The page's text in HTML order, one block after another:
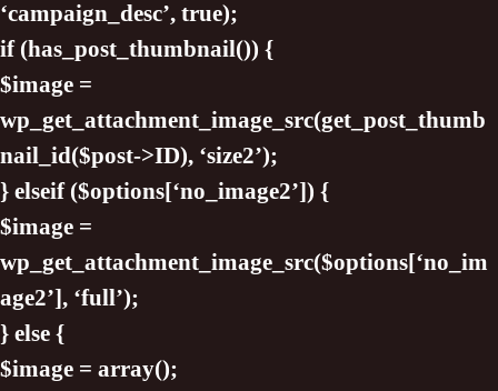
‘campaign_desc’, true);
if (has_post_thumbnail()) {
$image =
wp_get_attachment_image_src(get_post_thumb
nail_id($post->ID), ‘size2’);
} elseif ($options[‘no_image2’]) {
$image =
wp_get_attachment_image_src($options[‘no_im
age2’], ‘full’);
} else {
$image = array();